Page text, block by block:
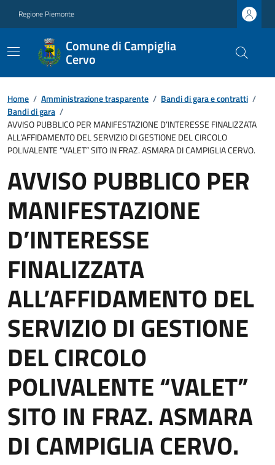
Regione Piemonte
Comune di Campiglia
Cervo
Home / Amministrazione trasparente / Bandi di gara e contratti /
Bandi di gara /
AVVISO PUBBLICO PER MANIFESTAZIONE D’INTERESSE FINALIZZATA
ALL’AFFIDAMENTO DEL SERVIZIO DI GESTIONE DEL CIRCOLO
POLIVALENTE “VALET” SITO IN FRAZ. ASMARA DI CAMPIGLIA CERVO.
AVVISO PUBBLICO PER
MANIFESTAZIONE
D’INTERESSE
FINALIZZATA
ALL’AFFIDAMENTO DEL
SERVIZIO DI GESTIONE
DEL CIRCOLO
POLIVALENTE “VALET”
SITO IN FRAZ. ASMARA
DI CAMPIGLIA CERVO.